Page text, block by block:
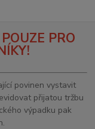
PRO
povinen vystavit
přijatou tržbu
výpadku pak